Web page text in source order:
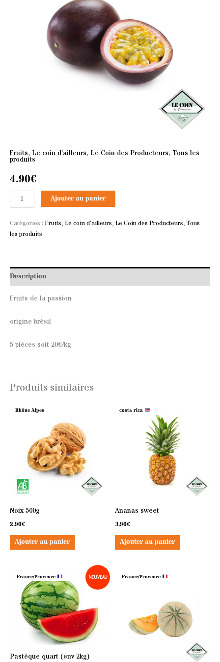
Fruits, Le coin d’ailleurs, Le Coin des Producteurs, Tous les
produits
4.90€
Ajouter au panier
Catégories : Fruits, Le coin d’ailleurs, Le Coin des Producteurs, Tous
les produits
Description
Fruits de la passion
origine brésil
5 pièces soit 20€/kg
Produits similaires
Rhône Alpes
Noix 500g
2.90€
Ajouter au panier
costa rica
Ananas sweet
3.90€
Ajouter au panier
France/Provence NOUVEAU
Pastèque quart (env 2kg)
France/Provence